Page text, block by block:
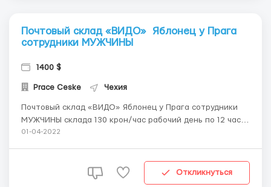
Почтовый склад «ВИДО» Яблонец у Прага
сотрудники МУЖЧИНЫ
1400 $
Prace Ceske Чехия
Почтовый склад «ВИДО» Яблонец у Прага сотрудники
МУЖЧИНЫ склада 130 крон/час рабочий день по 12 часов
ТОЛЬКО НОЧНЫЕ СМЕНЫ жилье платно 5500 крон Прошу
01-04-2022
Откликнуться